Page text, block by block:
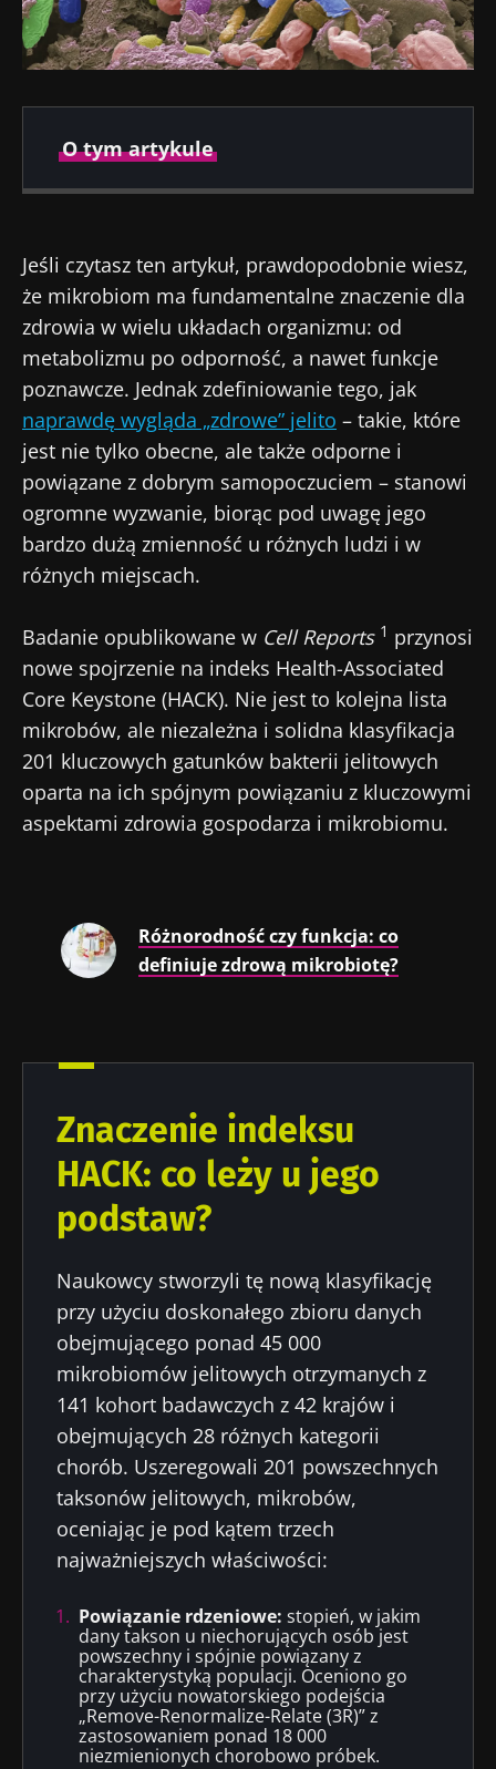
O tym artykule
Dr Amine Zorgani
Opublikowano
23 Czerwiec 2025
Zaktualizowano
26 Czerwiec 2025
Jeśli czytasz ten artykuł, prawdopodobnie wiesz,
że mikrobiom ma fundamentalne znaczenie dla
zdrowia w wielu układach organizmu: od
metabolizmu po odporność, a nawet funkcje
poznawcze. Jednak zdefiniowanie tego, jak
naprawdę wygląda „zdrowe” jelito – takie, które
jest nie tylko obecne, ale także odporne i
powiązane z dobrym samopoczuciem – stanowi
ogromne wyzwanie, biorąc pod uwagę jego
bardzo dużą zmienność u różnych ludzi i w
różnych miejscach.
Badanie opublikowane w Cell Reports 1 przynosi
nowe spojrzenie na indeks Health-Associated
Core Keystone (HACK). Nie jest to kolejna lista
mikrobów, ale niezależna i solidna klasyfikacja
201 kluczowych gatunków bakterii jelitowych
oparta na ich spójnym powiązaniu z kluczowymi
aspektami zdrowia gospodarza i mikrobiomu.
Różnorodność czy funkcja: co
definiuje zdrową mikrobiotę?
Znaczenie indeksu
HACK: co leży u jego
podstaw?
Naukowcy stworzyli tę nową klasyfikację
przy użyciu doskonałego zbioru danych
obejmującego ponad 45 000
mikrobiomów jelitowych otrzymanych z
141 kohort badawczych z 42 krajów i
obejmujących 28 różnych kategorii
chorób. Uszeregowali 201 powszechnych
taksonów jelitowych, mikrobów,
oceniając je pod kątem trzech
najważniejszych właściwości:
Powiązanie rdzeniowe: stopień, w jakim
dany takson u niechorujących osób jest
powszechny i spójnie powiązany z
charakterystyką populacji. Oceniono go
przy użyciu nowatorskiego podejścia
„Remove-Renormalize-Relate (3R)” z
zastosowaniem ponad 18 000
niezmienionych chorobowo próbek.